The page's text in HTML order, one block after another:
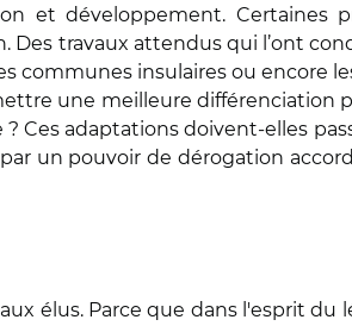
et développement. Certaines
travaux attendus qui l’ont
communes insulaires ou encore
une meilleure différenciation
Ces adaptations doivent-elles
un pouvoir de dérogation
élus. Parce que dans l'esprit du